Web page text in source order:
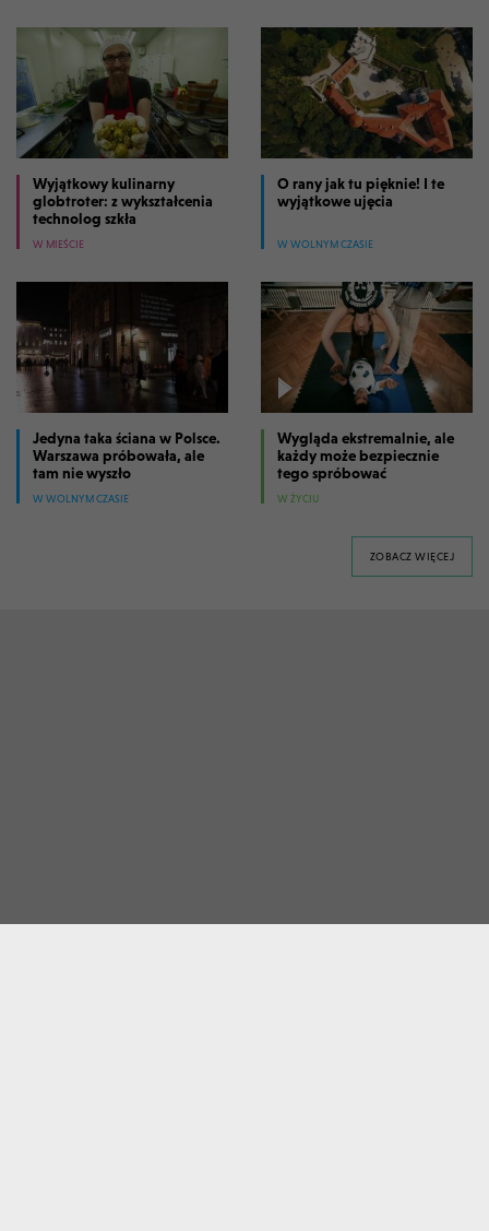
Wyjątkowy kulinarny
globtroter: z wykształcenia
technolog szkła
W MIEŚCIE
O rany jak tu pięknie! I te
wyjątkowe ujęcia
W WOLNYM CZASIE
Jedyna taka ściana w Polsce.
Warszawa próbowała, ale
tam nie wyszło
W WOLNYM CZASIE
Wygląda ekstremalnie, ale
każdy może bezpiecznie
tego spróbować
W ŻYCIU
ZOBACZ WIĘCEJ